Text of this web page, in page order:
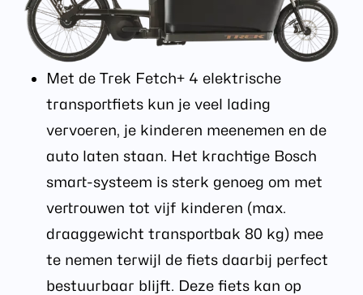
Met de Trek Fetch+ 4 elektrische
transportfiets kun je veel lading
vervoeren, je kinderen meenemen en de
auto laten staan. Het krachtige Bosch
smart-systeem is sterk genoeg om met
vertrouwen tot vijf kinderen (max.
draaggewicht transportbak 80 kg) mee
te nemen terwijl de fiets daarbij perfect
bestuurbaar blijft. Deze fiets kan op